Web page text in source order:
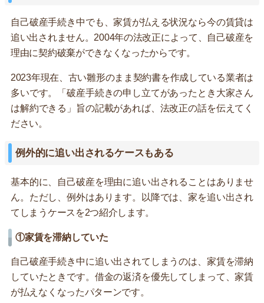
自己破産手続き中でも、家賃が払える状況なら今の賃貸は
追い出されません。2004年の法改正によって、自己破産を
理由に契約破棄ができなくなったからです。
2023年現在、古い雛形のまま契約書を作成している業者は
多いです。「破産手続きの申し立てがあったとき大家さん
は解約できる」旨の記載があれば、法改正の話を伝えてく
ださい。
例外的に追い出されるケースもある
基本的に、自己破産を理由に追い出されることはありませ
ん。ただし、例外はあります。以降では、家を追い出され
てしまうケースを2つ紹介します。
①家賃を滞納していた
自己破産手続き中に追い出されてしまうのは、家賃を滞納
していたときです。借金の返済を優先してしまって、家賃
が払えなくなったパターンです。